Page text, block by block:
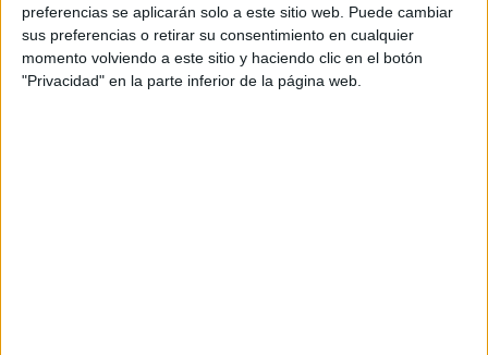
preferencias se aplicarán solo a este sitio web. Puede cambiar
sus preferencias o retirar su consentimiento en cualquier
momento volviendo a este sitio y haciendo clic en el botón
"Privacidad" en la parte inferior de la página web.
Producto
Web pensada para poder ofrecer diferentes
productos propios y ajenos para que los